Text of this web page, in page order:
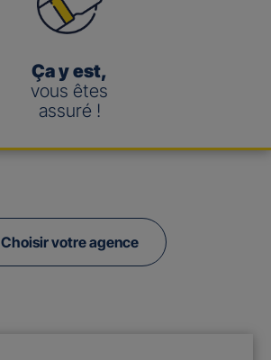
Ça y est,
vous êtes
assuré !
Choisir votre agence